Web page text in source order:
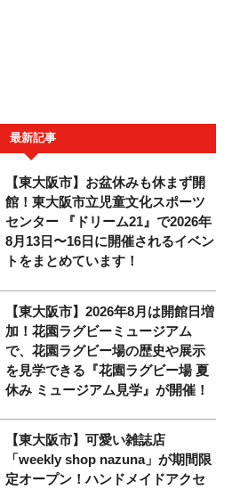
最新記事
【東大阪市】お盆休みも休まず開
館！東大阪市立児童文化スポーツ
センター 『ドリーム21』で2026年
8月13日〜16日に開催されるイベン
トをまとめています！
【東大阪市】2026年8月は開館日増
加！花園ラグビーミュージアム
で、花園ラグビー場の歴史や展示
を見学できる『花園ラグビー場 夏
休み ミュージアム見学』が開催！
【東大阪市】可愛い雑誌店
「weekly shop nazuna」が期間限
定オープン！ハンドメイドアクセ